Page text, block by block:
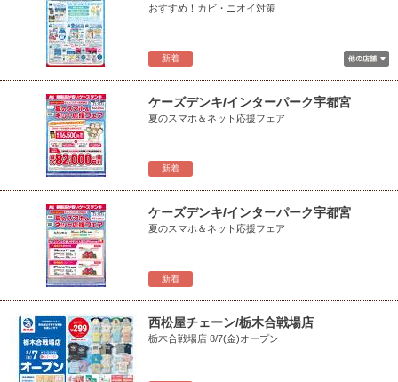
新着
おすすめ！カビ・ニオイ対策
新着
ケーズデンキ/インターパーク宇都宮
夏のスマホ＆ネット応援フェア
新着
ケーズデンキ/インターパーク宇都宮
夏のスマホ＆ネット応援フェア
西松屋チェーン/栃木合戦場店
栃木合戦場店 8/7(金)オープン